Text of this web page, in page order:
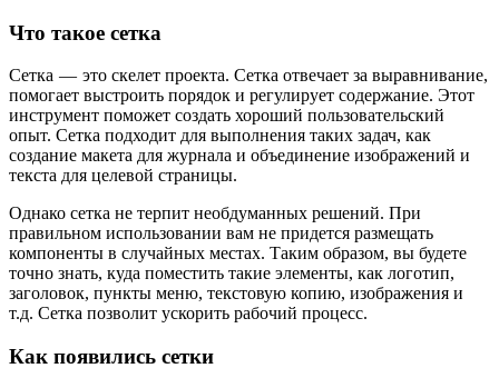
Что такое сетка
Сетка — это скелет проекта. Сетка отвечает за выравнивание,
помогает выстроить порядок и регулирует содержание. Этот
инструмент поможет создать хороший пользовательский
опыт. Сетка подходит для выполнения таких задач, как
создание макета для журнала и объединение изображений и
текста для целевой страницы.
Однако сетка не терпит необдуманных решений. При
правильном использовании вам не придется размещать
компоненты в случайных местах. Таким образом, вы будете
точно знать, куда поместить такие элементы, как логотип,
заголовок, пункты меню, текстовую копию, изображения и
т.д. Сетка позволит ускорить рабочий процесс.
Как появились сетки